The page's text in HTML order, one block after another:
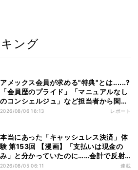
ング
アメックス会員が求める"特典"とは......?
「会員歴のプライド」「マニュアルなし
のコンシェルジュ」など担当者から聞い
た"裏話"も
2026/08/06 16:13 レポート
本当にあった「キャッシュレス決済」体
験 第153回 【漫画】「支払いは現金の
み」と分かっていたのに……会計で反射
的に出してしまったものは
2026/08/05 06:11 連載